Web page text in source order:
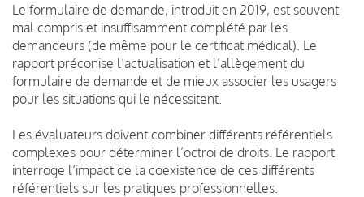
Le formulaire de demande, introduit en 2019, est souvent
mal compris et insuffisamment complété par les
demandeurs (de même pour le certificat médical). Le
rapport préconise l’actualisation et l’allègement du
formulaire de demande et de mieux associer les usagers
pour les situations qui le nécessitent.
Les évaluateurs doivent combiner différents référentiels
complexes pour déterminer l’octroi de droits. Le rapport
interroge l’impact de la coexistence de ces différents
référentiels sur les pratiques professionnelles.